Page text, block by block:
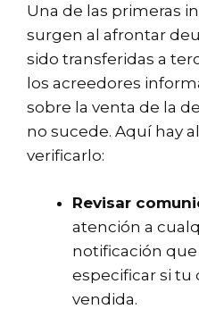
Una de las primeras
surgen al afrontar
sido transferidas a
los acreedores
sobre la venta de la
no sucede. Aquí hay
verificarlo:
Revisar
atención a
notificación que
especificar si tu
vendida.